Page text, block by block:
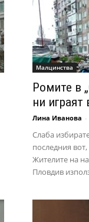
Малцинства
Ромите в
ни
Лина Иванова -
Слаба
последния
Жителите на
Пловдив